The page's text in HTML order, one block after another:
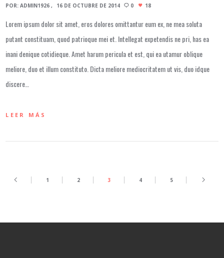
POR:ADMIN1926 16 DE OCTUBRE DE 2014 0 18
Lorem ipsum dolor sit amet, eros dolores omittantur eum ex, ne mea soluta
putant constituam, quod patrioque mei et. Intellegat expetendis ne pri, has ea
inani denique cotidieque. Amet harum pericula et est, qui ea utamur oblique
meliore, duo et illum constituto. Dicta meliore mediocritatem ut vis, duo idque
discere…
LEER MÁS
1 2 3 4 5